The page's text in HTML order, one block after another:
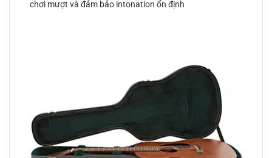
chơi mượt và đảm bảo intonation ổn định